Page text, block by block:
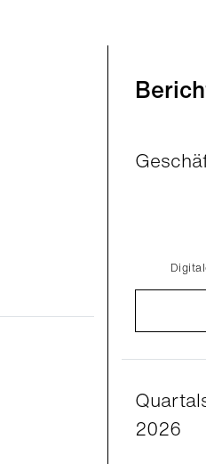
2026